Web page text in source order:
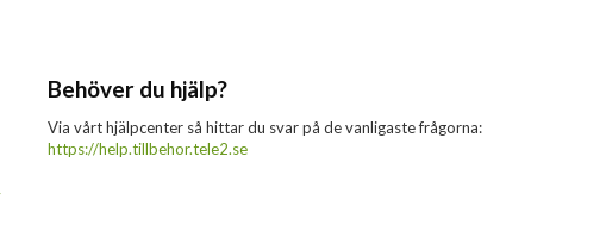
Behöver du hjälp?
Via vårt hjälpcenter så hittar du svar på de vanligaste frågorna:
https://help.tillbehor.tele2.se